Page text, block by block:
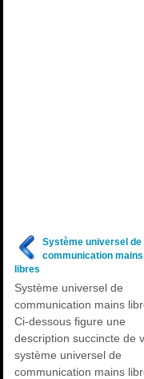
Système universel de
communication mains
libres
Système universel de
communication mains
Ci-dessous figure une
description succincte de
système universel de
communication mains